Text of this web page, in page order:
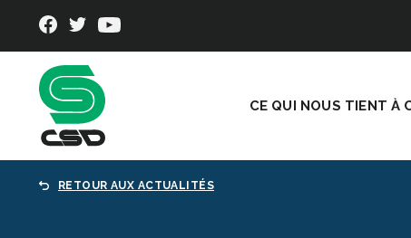
CE QUI NOUS TIENT À
RETOUR AUX ACTUALITÉS